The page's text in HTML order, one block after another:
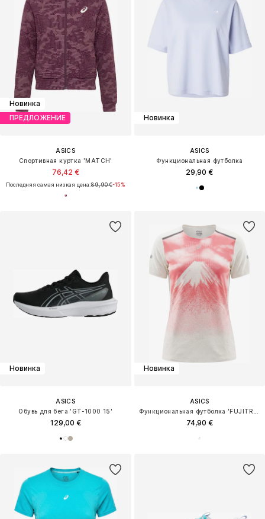
Новинка
ПРЕДЛОЖЕНИЕ
ASICS
Спортивная куртка 'MATCH'
76,42 €
Последняя самая низкая цена:89,90 €-15%
Новинка
ASICS
Функциональная футболка
29,90 €
Новинка
ASICS
Обувь для бега 'GT-1000 15'
129,00 €
Новинка
ASICS
74,90 €